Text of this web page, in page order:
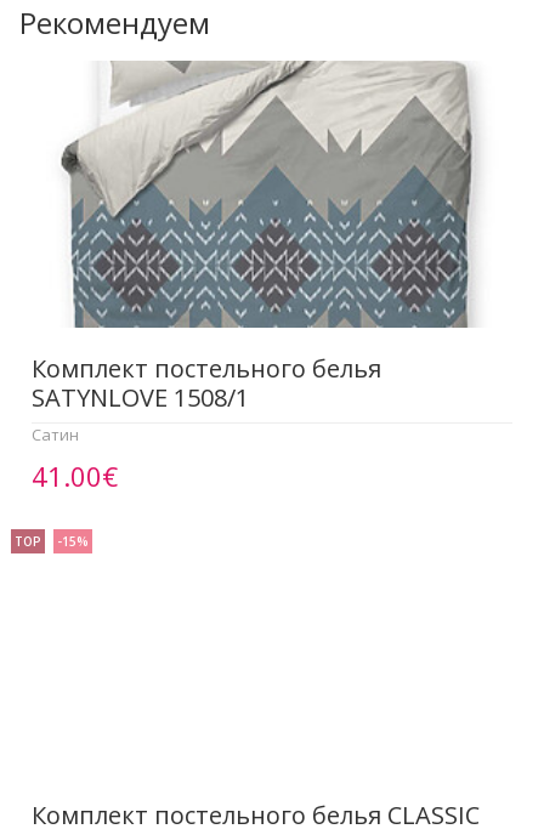
Рекомендуем
Комплект постельного белья
SATYNLOVE 1508/1
Сатин
41.00€
TOP -15%
Комплект постельного белья CLASSIC